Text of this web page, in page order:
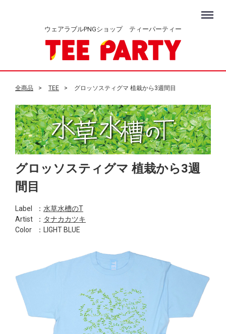
ウェアラブルPNGショップ ティーパーティー
Menu
全商品 TEE グロッソスティグマ 植栽から3週間目
グロッソスティグマ 植栽から3週
間目
Label ： 水草水槽のT
Artist
： タナカカツキ
Color
：LIGHT BLUE